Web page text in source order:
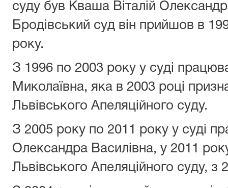
суду був Кваша Віталій
Бродівський суд він прийшов в
року.
З 1996 по 2003 року у суді
Миколаївна, яка в 2003 році
Львівського Апеляційного суду.
З 2005 року по 2011 року у суді
Олександра Василівна, у 2011
Львівського Апеляційного суду, з